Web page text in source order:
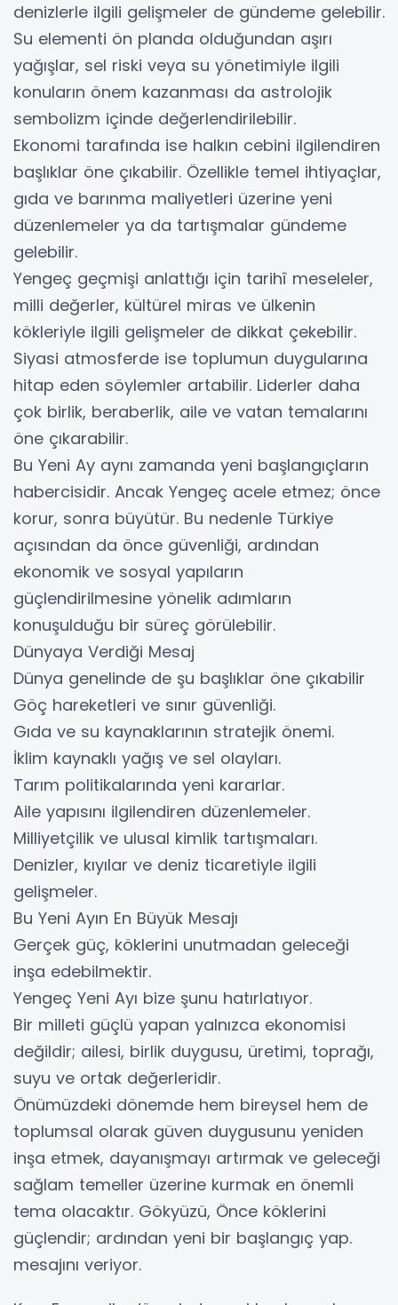
denizlerle ilgili gelişmeler de gündeme gelebilir.
Su elementi ön planda olduğundan aşırı
yağışlar, sel riski veya su yönetimiyle ilgili
konuların önem kazanması da astrolojik
sembolizm içinde değerlendirilebilir.
Ekonomi tarafında ise halkın cebini ilgilendiren
başlıklar öne çıkabilir. Özellikle temel ihtiyaçlar,
gıda ve barınma maliyetleri üzerine yeni
düzenlemeler ya da tartışmalar gündeme
gelebilir.
Yengeç geçmişi anlattığı için tarihî meseleler,
milli değerler, kültürel miras ve ülkenin
kökleriyle ilgili gelişmeler de dikkat çekebilir.
Siyasi atmosferde ise toplumun duygularına
hitap eden söylemler artabilir. Liderler daha
çok birlik, beraberlik, aile ve vatan temalarını
öne çıkarabilir.
Bu Yeni Ay aynı zamanda yeni başlangıçların
habercisidir. Ancak Yengeç acele etmez; önce
korur, sonra büyütür. Bu nedenle Türkiye
açısından da önce güvenliği, ardından
ekonomik ve sosyal yapıların
güçlendirilmesine yönelik adımların
konuşulduğu bir süreç görülebilir.
Dünyaya Verdiği Mesaj
Dünya genelinde de şu başlıklar öne çıkabilir
Göç hareketleri ve sınır güvenliği.
Gıda ve su kaynaklarının stratejik önemi.
İklim kaynaklı yağış ve sel olayları.
Tarım politikalarında yeni kararlar.
Aile yapısını ilgilendiren düzenlemeler.
Milliyetçilik ve ulusal kimlik tartışmaları.
Denizler, kıyılar ve deniz ticaretiyle ilgili
gelişmeler.
Bu Yeni Ayın En Büyük Mesajı
Gerçek güç, köklerini unutmadan geleceği
inşa edebilmektir.
Yengeç Yeni Ayı bize şunu hatırlatıyor.
Bir milleti güçlü yapan yalnızca ekonomisi
değildir; ailesi, birlik duygusu, üretimi, toprağı,
suyu ve ortak değerleridir.
Önümüzdeki dönemde hem bireysel hem de
toplumsal olarak güven duygusunu yeniden
inşa etmek, dayanışmayı artırmak ve geleceği
sağlam temeller üzerine kurmak en önemli
tema olacaktır. Gökyüzü, Önce köklerini
güçlendir; ardından yeni bir başlangıç yap.
mesajını veriyor.